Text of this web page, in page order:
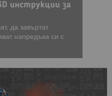
инструкции за
да завъртат
напредъка си с